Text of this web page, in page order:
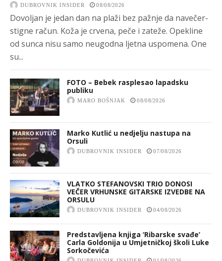
DUBROVNIK INSIDER 08/08/2026
Dovoljan je jedan dan na plaži bez pažnje da navečer-
stigne račun. Koža je crvena, peče i zateže. Opekline
od sunca nisu samo neugodna ljetna uspomena. One
su...
FOTO – Bebek rasplesao lapadsku
publiku
MARO BOŠNJAK 08/08/2026
Marko Kutlić u nedjelju nastupa na
Orsuli
DUBROVNIK INSIDER 07/08/2026
VLATKO STEFANOVSKI TRIO DONOSI
VEČER VRHUNSKE GITARSKE IZVEDBE NA
ORSULU
DUBROVNIK INSIDER 04/08/2026
Predstavljena knjiga ‘Ribarske svađe’
Carla Goldonija u Umjetničkoj školi Luke
Sorkočevića